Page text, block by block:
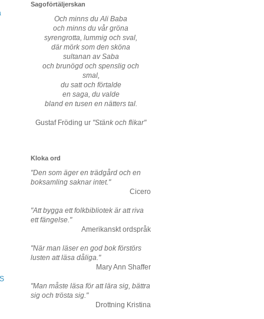
Sagoförtäljerskan
Och minns du Ali Baba
och minns du vår gröna
syrengrotta, lummig och sval,
där mörk som den sköna
sultanan av Saba
och brunögd och spenslig och
smal,
du satt och förtalde
en saga, du valde
bland en tusen en nätters tal.
Gustaf Fröding ur "Stänk och flikar"
Kloka ord
"Den som äger en trädgård och en
boksamling saknar intet."
Cicero
"Att bygga ett folkbibliotek är att riva
ett fängelse."
Amerikanskt ordspråk
"När man läser en god bok förstörs
lusten att läsa dåliga."
Mary Ann Shaffer
"Man måste läsa för att lära sig, bättra
sig och trösta sig."
Drottning Kristina